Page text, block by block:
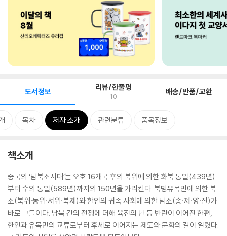
도서정보 리뷰/한줄평
10 배송/반품/교환
목차 저자 소개 관련분류 품목정보
책소개
중국의 ‘남북조시대’는 오호 16개국 후의 북위에 의한 화북 통일(439년)
부터 수의 통일(589년)까지의 150년을 가리킨다. 북방유목민에 의한 북
조(북위·동위·서위·북제)와 한인의 귀족 사회에 의한 남조(송·제·양·진)가
바로 그들이다. 남북 간의 전쟁에 더해 육진의 난 등 반란이 이어진 한편,
한인과 유목민의 교류로부터 후세로 이어지는 제도와 문화의 길이 열렸다.